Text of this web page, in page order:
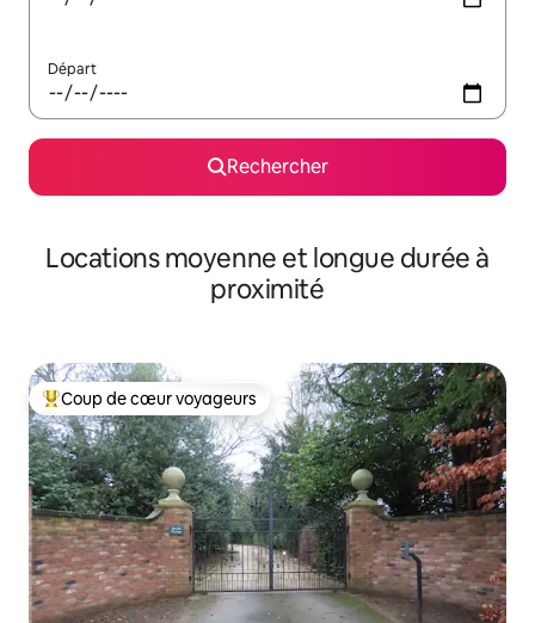
Départ
Rechercher
Locations moyenne et longue durée à
proximité
Coups de cœur voyageurs les plus appréciés
Coup de cœur voyageurs